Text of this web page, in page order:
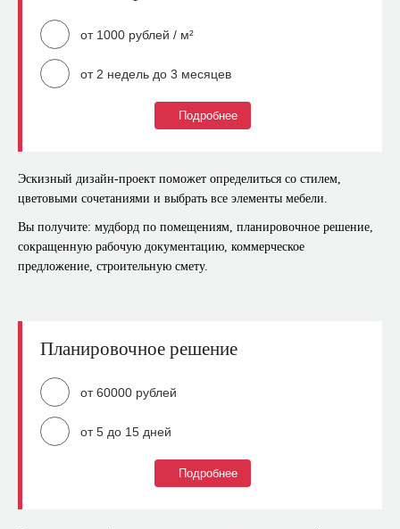
План потолка
План светильников
План групп света
План розеток и выключателей
План теплых полов
Развертка стен по всем помещениям
Необходимые узлы и сечения по всем планам.
Строительная смета
Подробнее
от 1000 рублей / м²
от 2 недель до 3 месяцев
Обмерный план
вариантов)
План демонтажа
План потолка
План дверей
Коммерческое предложение по всем элементам
интерьера (мебель, освещение и пр.)
Эскизный дизайн-проект поможет определиться со стилем,
цветовыми сочетаниями и выбрать все элементы мебели.
Вы получите: мудборд по помещениям, планировочное решение,
сокращенную рабочую документацию, коммерческое
предложение, строительную смету.
Планировочное решение
Подробнее
от 60000 рублей
от 5 до 15 дней